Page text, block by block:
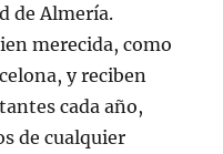
de Almería.
merecida, como
y reciben
cada año,
de cualquier